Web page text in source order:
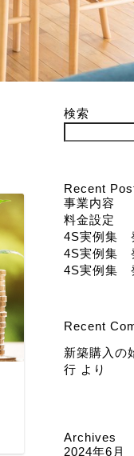
検索
Recent
事業内容
料金設定
4S実例集
4S実例集
4S実例集
Recent
新築購入の
行 より
Archives
2024年6月